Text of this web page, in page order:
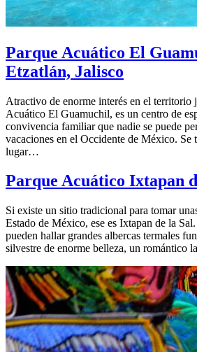
Parque Acuático El
Etzatlán, Jalisco
Atractivo de enorme interés en el territorio
Acuático El Guamuchil, es un centro de
convivencia familiar que nadie se puede
vacaciones en el Occidente de México. Se
lugar…
Parque Acuático Ixtapan
Si existe un sitio tradicional para tomar
Estado de México, ese es Ixtapan de la
pueden hallar grandes albercas termales
silvestre de enorme belleza, un romántico